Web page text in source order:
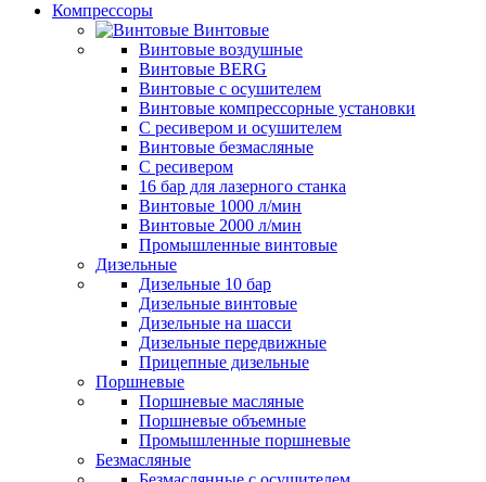
Компрессоры
Винтовые
Винтовые воздушные
Винтовые BERG
Винтовые с осушителем
Винтовые компрессорные установки
C ресивером и осушителем
Винтовые безмасляные
C ресивером
16 бар для лазерного станка
Винтовые 1000 л/мин
Винтовые 2000 л/мин
Промышленные винтовые
Дизельные
Дизельные 10 бар
Дизельные винтовые
Дизельные на шасси
Дизельные передвижные
Прицепные дизельные
Поршневые
Поршневые масляные
Поршневые объемные
Промышленные поршневые
Безмасляные